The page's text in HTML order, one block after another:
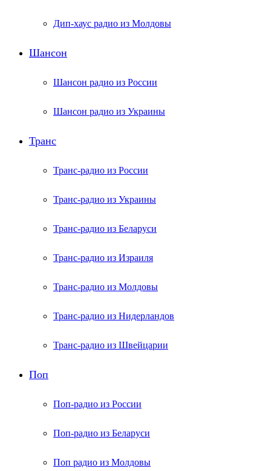
Дип-хаус радио из Молдовы
Шансон
Шансон радио из России
Шансон радио из Украины
Транс
Транс-радио из России
Транс-радио из Украины
Транс-радио из Беларуси
Транс-радио из Израиля
Транс-радио из Молдовы
Транс-радио из Нидерландов
Транс-радио из Швейцарии
Поп
Поп-радио из России
Поп-радио из Беларуси
Поп радио из Молдовы